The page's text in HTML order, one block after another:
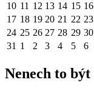
10 11 12 13 14 15 16
17 18 19 20 21 22 23
24 25 26 27 28 29 30
31 1 2 3 4 5 6
Nenech to být